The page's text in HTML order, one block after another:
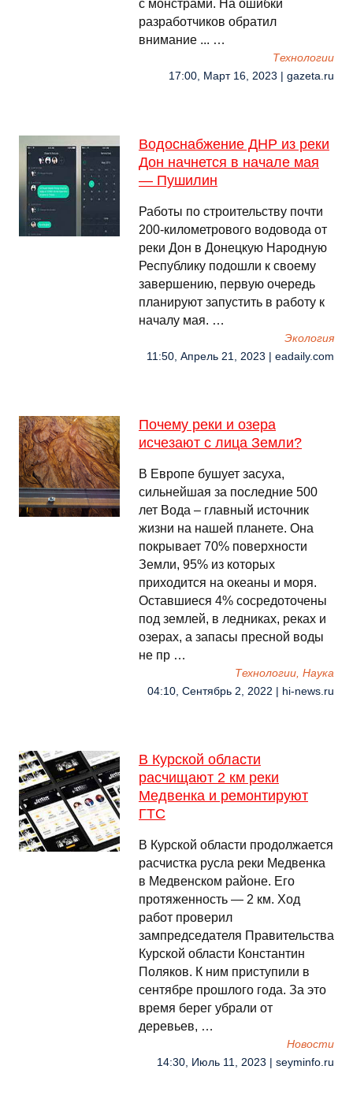
с монстрами. На ошибки
разработчиков обратил
внимание ... …
Технологии
17:00, Март 16, 2023 | gazeta.ru
Водоснабжение ДНР из реки
Дон начнется в начале мая
— Пушилин
Работы по строительству почти
200-километрового водовода от
реки Дон в Донецкую Народную
Республику подошли к своему
завершению, первую очередь
планируют запустить в работу к
началу мая. …
Экология
11:50, Апрель 21, 2023 | eadaily.com
Почему реки и озера
исчезают с лица Земли?
В Европе бушует засуха,
сильнейшая за последние 500
лет Вода – главный источник
жизни на нашей планете. Она
покрывает 70% поверхности
Земли, 95% из которых
приходится на океаны и моря.
Оставшиеся 4% сосредоточены
под землей, в ледниках, реках и
озерах, а запасы пресной воды
не пр …
Технологии, Наука
04:10, Сентябрь 2, 2022 | hi-news.ru
В Курской области
расчищают 2 км реки
Медвенка и ремонтируют
ГТС
В Курской области продолжается
расчистка русла реки Медвенка
в Медвенском районе. Его
протяженность — 2 км. Ход
работ проверил
зампредседателя Правительства
Курской области Константин
Поляков. К ним приступили в
сентябре прошлого года. За это
время берег убрали от
деревьев, …
Новости
14:30, Июль 11, 2023 | seyminfo.ru